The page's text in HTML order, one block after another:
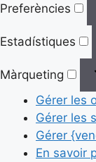
Preferències
Estadístiques
Màrqueting
Gérer les
Gérer les
Gérer
En savoir